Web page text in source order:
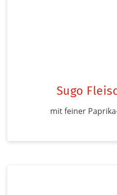
Sugo
mit feiner